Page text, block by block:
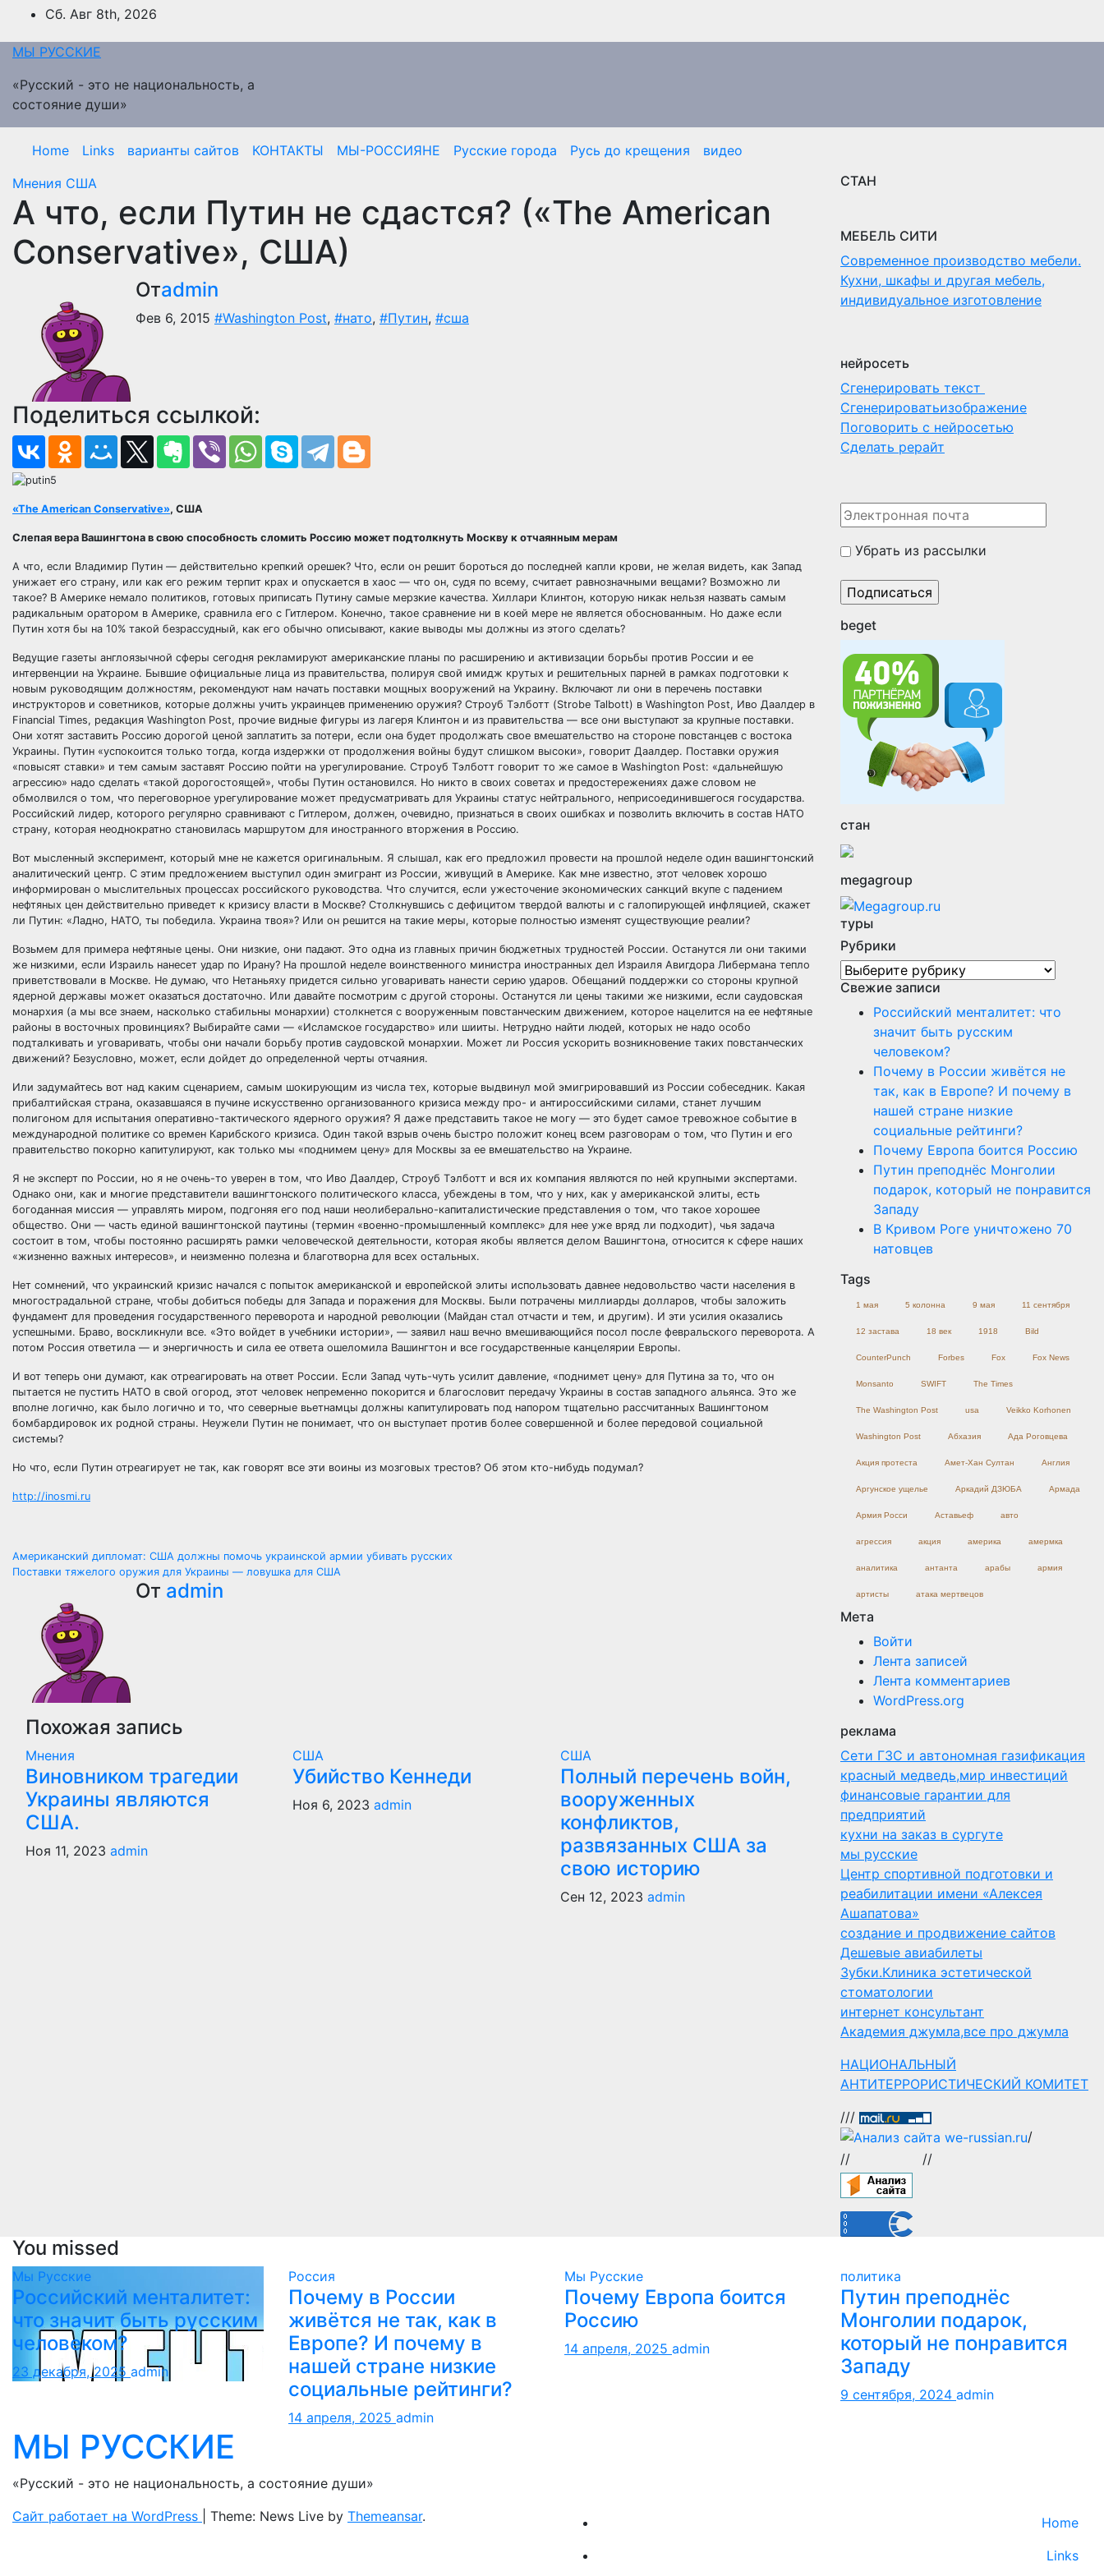
Перейти
содержимому
Сб. Авг 8th, 2026
МЫ РУССКИЕ
«Русский - это не национальность, а
состояние души»
Home Links варианты сайтов КОНТАКТЫ МЫ-РОССИЯНЕ Русские города Русь до крещения
видео
Мнения США
А что, если Путин не сдастся? («The American
Conservative», США)
Отadmin
Фев 6, 2015 #Washington Post, #нато, #Путин, #сша
Поделиться ссылкой:
«The American Conservative», США
Слепая вера Вашингтона в свою способность сломить Россию может подтолкнуть Москву к отчаянным мерам
А что, если Владимир Путин — действительно крепкий орешек? Что, если он решит бороться до последней капли крови, не желая видеть, как Запад
унижает его страну, или как его режим терпит крах и опускается в хаос — что он, судя по всему, считает равнозначными вещами? Возможно ли
такое? В Америке немало политиков, готовых приписать Путину самые мерзкие качества. Хиллари Клинтон, которую никак нельзя назвать самым
радикальным оратором в Америке, сравнила его с Гитлером. Конечно, такое сравнение ни в коей мере не является обоснованным. Но даже если
Путин хотя бы на 10% такой безрассудный, как его обычно описывают, какие выводы мы должны из этого сделать?
Ведущие газеты англоязычной сферы сегодня рекламируют американские планы по расширению и активизации борьбы против России и ее
интервенции на Украине. Бывшие официальные лица из правительства, полируя свой имидж крутых и решительных парней в рамках подготовки к
новым руководящим должностям, рекомендуют нам начать поставки мощных вооружений на Украину. Включают ли они в перечень поставки
инструкторов и советников, которые должны учить украинцев применению оружия? Строуб Тэлботт (Strobe Talbott) в Washington Post, Иво Даалдер в
Financial Times, редакция Washington Post, прочие видные фигуры из лагеря Клинтон и из правительства — все они выступают за крупные поставки.
Они хотят заставить Россию дорогой ценой заплатить за потери, если она будет продолжать свое вмешательство на стороне повстанцев с востока
Украины. Путин «успокоится только тогда, когда издержки от продолжения войны будут слишком высоки», говорит Даалдер. Поставки оружия
«повысят ставки» и тем самым заставят Россию пойти на урегулирование. Строуб Тэлботт говорит то же самое в Washington Post: «дальнейшую
агрессию» надо сделать «такой дорогостоящей», чтобы Путин остановился. Но никто в своих советах и предостережениях даже словом не
обмолвился о том, что переговорное урегулирование может предусматривать для Украины статус нейтрального, неприсоединившегося государства.
Российский лидер, которого регулярно сравнивают с Гитлером, должен, очевидно, признаться в своих ошибках и позволить включить в состав НАТО
страну, которая неоднократно становилась маршрутом для иностранного вторжения в Россию.
Вот мысленный эксперимент, который мне не кажется оригинальным. Я слышал, как его предложил провести на прошлой неделе один вашингтонский
аналитический центр. С этим предложением выступил один эмигрант из России, живущий в Америке. Как мне известно, этот человек хорошо
информирован о мыслительных процессах российского руководства. Что случится, если ужесточение экономических санкций вкупе с падением
нефтяных цен действительно приведет к кризису власти в Москве? Столкнувшись с дефицитом твердой валюты и с галопирующей инфляцией, скажет
ли Путин: «Ладно, НАТО, ты победила. Украина твоя»? Или он решится на такие меры, которые полностью изменят существующие реалии?
Возьмем для примера нефтяные цены. Они низкие, они падают. Это одна из главных причин бюджетных трудностей России. Останутся ли они такими
же низкими, если Израиль нанесет удар по Ирану? На прошлой неделе воинственного министра иностранных дел Израиля Авигдора Либермана тепло
приветствовали в Москве. Не думаю, что Нетаньяху придется сильно уговаривать нанести серию ударов. Обещаний поддержки со стороны крупной
ядерной державы может оказаться достаточно. Или давайте посмотрим с другой стороны. Останутся ли цены такими же низкими, если саудовская
монархия (а мы все знаем, насколько стабильны монархии) столкнется с вооруженным повстанческим движением, которое нацелится на ее нефтяные
районы в восточных провинциях? Выбирайте сами — «Исламское государство» или шииты. Нетрудно найти людей, которых не надо особо
подталкивать и уговаривать, чтобы они начали борьбу против саудовской монархии. Может ли Россия ускорить возникновение таких повстанческих
движений? Безусловно, может, если дойдет до определенной черты отчаяния.
Или задумайтесь вот над каким сценарием, самым шокирующим из числа тех, которые выдвинул мой эмигрировавший из России собеседник. Какая
прибалтийская страна, оказавшаяся в пучине искусственно организованного кризиса между про- и антироссийскими силами, станет лучшим
полигоном для испытания оперативно-тактического ядерного оружия? Я даже представить такое не могу — это будет самое тревожное событие в
международной политике со времен Карибского кризиса. Один такой взрыв очень быстро положит конец всем разговорам о том, что Путин и его
правительство покорно капитулируют, как только мы «поднимем цену» для Москвы за ее вмешательство на Украине.
Я не эксперт по России, но я не очень-то уверен в том, что Иво Даалдер, Строуб Тэлботт и вся их компания являются по ней крупными экспертами.
Однако они, как и многие представители вашингтонского политического класса, убеждены в том, что у них, как у американской элиты, есть
богоданная миссия — управлять миром, подгоняя его под наши неолиберально-капиталистические представления о том, что такое хорошее
общество. Они — часть единой вашингтонской паутины (термин «военно-промышленный комплекс» для нее уже вряд ли подходит), чья задача
состоит в том, чтобы постоянно расширять рамки человеческой деятельности, которая якобы является делом Вашингтона, относится к сфере наших
«жизненно важных интересов», и неизменно полезна и благотворна для всех остальных.
Нет сомнений, что украинский кризис начался с попыток американской и европейской элиты использовать давнее недовольство части населения в
многострадальной стране, чтобы добиться победы для Запада и поражения для Москвы. Были потрачены миллиарды долларов, чтобы заложить
фундамент для проведения государственного переворота и народной революции (Майдан стал отчасти и тем, и другим). И эти усилия оказались
успешными. Браво, воскликнули все. «Это войдет в учебники истории», — заявил наш вечно вмешивающийся посол после февральского переворота. А
потом Россия ответила — и энергичность и сила ее ответа ошеломила Вашингтон и все государственные канцелярии Европы.
И вот теперь они думают, как отреагировать на ответ России. Если Запад чуть-чуть усилит давление, «поднимет цену» для Путина за то, что он
пытается не пустить НАТО в свой огород, этот человек непременно покорится и благословит передачу Украины в состав западного альянса. Это же
вполне логично, как было логично и то, что северные вьетнамцы должны капитулировать под напором тщательно рассчитанных Вашингтоном
бомбардировок их родной страны. Неужели Путин не понимает, что он выступает против более совершенной и более передовой социальной
системы?
Но что, если Путин отреагирует не так, как говорят все эти воины из мозговых трестов? Об этом кто-нибудь подумал?
http://inosmi.ru
Навигация
записям
Американский дипломат: США должны помочь украинской армии убивать русских
Поставки тяжелого оружия для Украины — ловушка для США
От admin
Похожая запись
Мнения
Виновником трагедии
Украины являются
США.
Ноя 11, 2023 admin
США
Убийство Кеннеди
Ноя 6, 2023admin
США
Полный перечень войн,
вооруженных
конфликтов,
развязанных США за
свою историю
Сен 12, 2023 admin
СТАН
МЕБЕЛЬ СИТИ
Современное производство мебели.
Кухни, шкафы и другая мебель,
индивидуальное изготовление
нейросеть
Сгенерировать текст
Сгенерироватьизображение
Поговорить с нейросетью
Сделать рерайт
Убрать из рассылки
beget
стан
megagroup
туры
Рубрики
Рубрики
Свежие записи
Российский менталитет: что
значит быть русским
человеком?
Почему в России живётся не
так, как в Европе? И почему в
нашей стране низкие
социальные рейтинги?
Почему Европа боится Россию
Путин преподнёс Монголии
подарок, который не понравится
Западу
В Кривом Роге уничтожено 70
натовцев
Tags
1 мая 5 колонна 9 мая 11 сентября
12 застава 18 век 1918 Bild
CounterPunch Forbes Fox Fox News
Monsanto SWIFT The Times
The Washington Post usa Veikko Korhonen
Washington Post Абхазия Ада Роговцева
Акция протеста Амет-Хан Султан Англия
Аргунское ущелье Аркадий ДЗЮБА Армада
Армия Росси Аставьеф авто
агрессия акция америка амермка
аналитика антанта арабы армия
артисты атака мертвецов
Мета
Войти
Лента записей
Лента комментариев
WordPress.org
реклама
Сети ГЗС и автономная газификация
красный медведь,мир инвестиций
финансовые гарантии для
предприятий
кухни на заказ в сургуте
мы русские
Центр спортивной подготовки и
реабилитации имени «Алексея
Ашапатова»
создание и продвижение сайтов
Дешевые авиабилеты
Зубки.Клиника эстетической
стоматологии
интернет консультант
Академия джумла,все про джумла
НАЦИОНАЛЬНЫЙ
АНТИТЕРРОРИСТИЧЕСКИЙ КОМИТЕТ
///
/
//
//
You missed
Мы Русские
Российский менталитет:
что значит быть русским
человеком?
23 декабря, 2025 admin
Россия
Почему в России
живётся не так, как в
Европе? И почему в
нашей стране низкие
социальные рейтинги?
14 апреля, 2025 admin
Мы Русские
Почему Европа боится
Россию
14 апреля, 2025 admin
политика
Путин преподнёс
Монголии подарок,
который не понравится
Западу
9 сентября, 2024 admin
МЫ РУССКИЕ
«Русский - это не национальность, а состояние души»
Сайт работает на WordPress
Theme: News Live by Themeansar.
Home
Links